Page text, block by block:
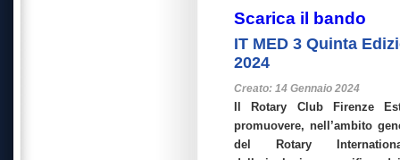
Scarica il bando
IT MED 3 Quinta
2024
Creato: 14 Gennaio 2024
Il Rotary Club Firenze
promuovere, nell’ambito
del Rotary